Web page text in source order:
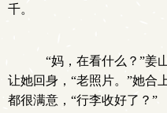
千。
“妈，在看什么？”姜
让她回身，“老照片。”她合
都很满意，“行李收好了？”